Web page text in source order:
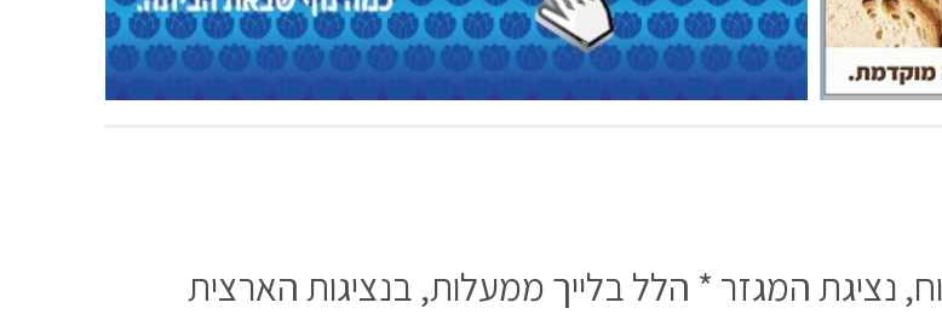
נציגת המגזר * הלל בלייך ממעלות, בנציגות הארצית